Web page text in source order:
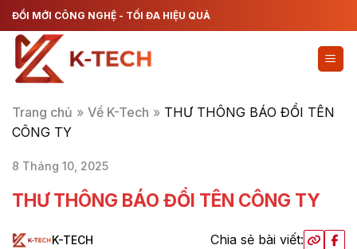
Chuyển
đến
dung
ĐỔI MỚI CÔNG NGHỆ - TỐI ĐA HIỆU QUẢ
Trang chủ » Về K-Tech » THƯ THÔNG BÁO ĐỔI TÊN
CÔNG TY
8 Tháng 10, 2025
THƯ THÔNG BÁO ĐỔI TÊN CÔNG TY
K-TECH Chia sẻ bài viết: